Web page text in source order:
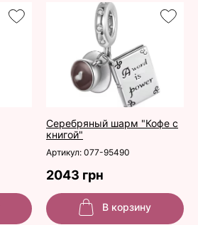
Серебряный шарм "Кофе с
книгой"
Артикул: 077-95490
2043 грн
В корзину